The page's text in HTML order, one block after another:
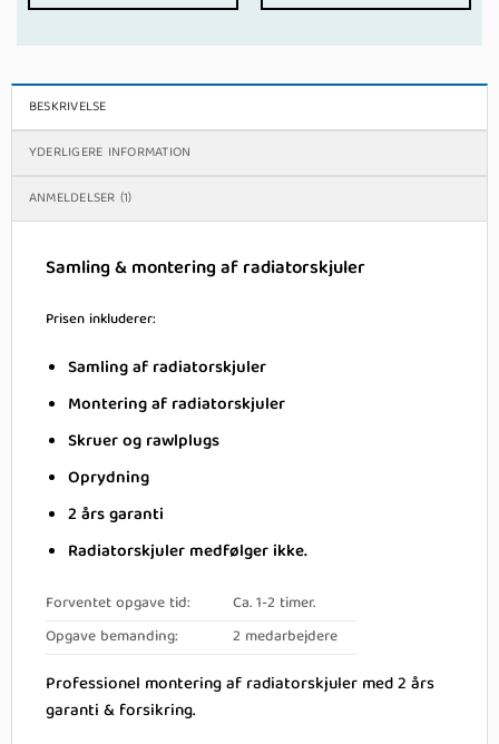
BESKRIVELSE
YDERLIGERE INFORMATION
ANMELDELSER (1)
Samling & montering af radiatorskjuler
Prisen inkluderer:
Samling af radiatorskjuler
Montering af radiatorskjuler
Skruer og rawlplugs
Oprydning
2 års garanti
Radiatorskjuler medfølger ikke.
Forventet opgave tid:
Ca. 1-2 timer.
Opgave bemanding:
2 medarbejdere
Professionel montering af radiatorskjuler med 2 års
garanti & forsikring.